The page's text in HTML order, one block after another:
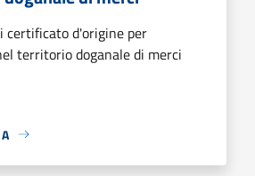
certificato d'origine per
territorio doganale di merci